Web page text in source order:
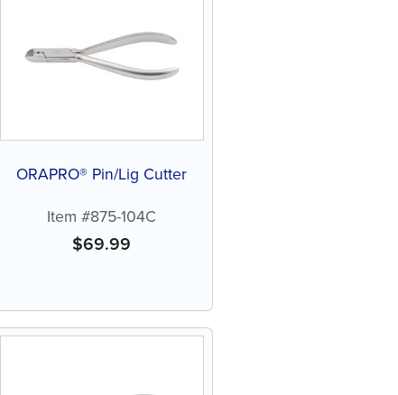
ORAPRO® Pin/Lig Cutter
Item #875-104C
$69.99